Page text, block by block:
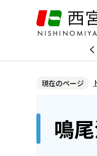
ジ
現在のページ
鳴